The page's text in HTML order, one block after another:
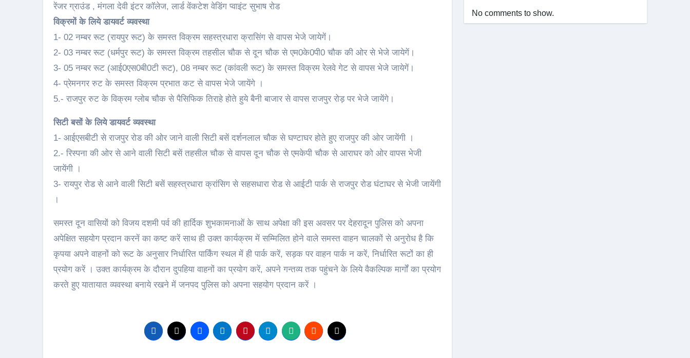
रेंजर ग्राउंड , मंगला देवी इंटर कॉलेज, लार्ड वेंकटेश वेडिंग प्वाइंट सुभाष रोड
विक्रमों के लिये डायवर्ट व्यवस्था
1- 02 नम्बर रूट (रायपुर रूट) के समस्त विक्रम सहस्त्रधारा क्रासिंग से वापस भेजे जायेगें।
2- 03 नम्बर रूट (धर्मपुर रूट) के समस्त विक्रम तहसील चौक से दून चौक से एम0के0पी0 चौक की ओर से भेजे जायेगें।
3- 05 नम्बर रूट (आई0एस0बी0टी रूट), 08 नम्बर रूट (कांवली रूट) के समस्त विक्रम रेलवे गेट से वापस भेजे जायेगें।
4- प्रेमनगर रुट के समस्त विक्रम प्रभात कट से वापस भेजे जायेंगे ।
5.- राजपुर रुट के विक्रम ग्लोब चौक से पैसिफिक तिराहे होते हुये बैनी बाजार से वापस राजपुर रोड़ पर भेजे जायेंगे।
सिटी बसों के लिये डायवर्ट व्यवस्था
1- आईएसबीटी से राजपुर रोड की ओर जाने वाली सिटी बसें दर्शनलाल चौक से घण्टाघर होते हुए राजपुर की ओर जायेंगी ।
2.- रिस्पना की ओर से आने वाली सिटी बसें तहसील चौक से वापस दून चौक से एमकेपी चौक से आराघर को ओर वापस भेजी
जायेंगी ।
3- रायपुर रोड से आने वाली सिटी बसें सहस्त्रधारा क्रांसिग से सहसधारा रोड से आईटी पार्क से राजपुर रोड घंटाघर से भेजी जायेंगी
।
समस्त दून वासियों को विजय दशमी पर्व की हार्दिक शुभकामनाओं के साथ अपेक्षा की इस अवसर पर देहरादून पुलिस को अपना
अपेक्षित सहयोग प्रदान करनें का कष्ट करें साथ ही उक्त कार्यक्रम में सम्मिलित होने वाले समस्त वाहन चालकों से अनुरोध है कि
कृपया अपने वाहनों को रूट के अनुसार निर्धारित पार्किंग स्थल में ही पार्क करें, सड़क पर वाहन पार्क न करें, निर्धारित रूटों का ही
प्रयोग करें । उक्त कार्यक्रम के दौरान दुपहिया वाहनों का प्रयोग करें, अपने गन्तव्य तक पहुंचने के लिये वैकल्पिक मार्गों का प्रयोग
करते हुए यातायात व्यवस्था बनाये रखने में जनपद पुलिस को अपना सहयोग प्रदान करें ।
No comments to show.